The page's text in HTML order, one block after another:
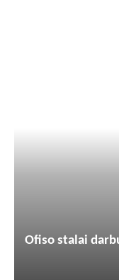
Ofiso stalai